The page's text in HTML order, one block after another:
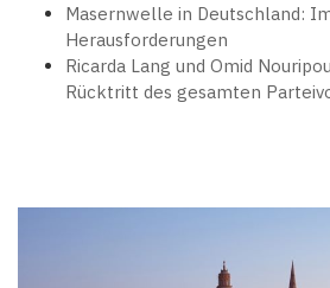
Masernwelle in Deutschland:
Herausforderungen
Ricarda Lang und Omid
Rücktritt des gesamten